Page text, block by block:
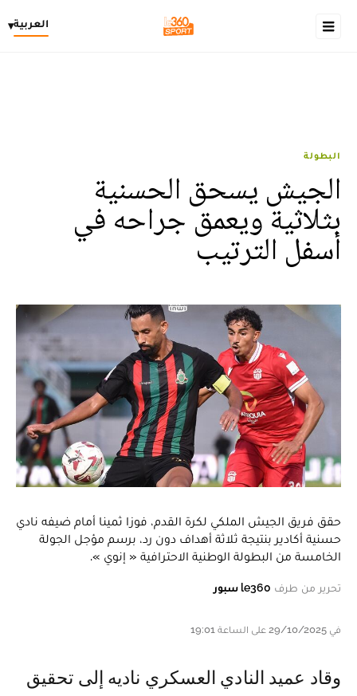
العربية▾
البطولة
الجيش يسحق الحسنية
بثلاثية ويعمق جراحه في
أسفل الترتيب
حقق فريق الجيش الملكي لكرة القدم، فوزا ثمينا أمام ضيفه نادي
حسنية أكادير بنتيجة ثلاثة أهداف دون رد، برسم مؤجل الجولة
الخامسة من البطولة الوطنية الاحترافية « إنوي ».
تحرير من طرف le360 سبور
في 29/10/2025 على الساعة 19:01
وقاد عميد النادي العسكري ناديه إلى تحقيق